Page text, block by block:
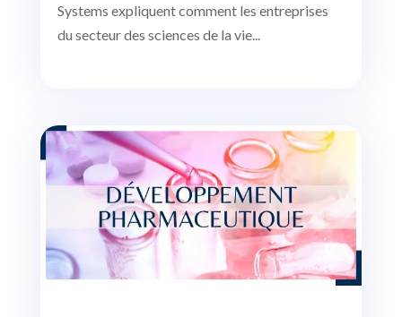
Systems expliquent comment les entreprises
du secteur des sciences de la vie...